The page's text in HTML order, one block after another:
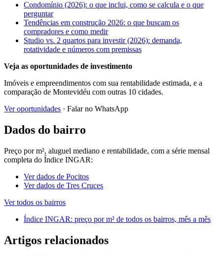
Condomínio (2026): o que inclui, como se calcula e o que
perguntar
Tendências em construção 2026: o que buscam os
compradores e como medir
Studio vs. 2 quartos para investir (2026): demanda,
rotatividade e números com premissas
Veja as oportunidades de investimento
Imóveis e empreendimentos com sua rentabilidade estimada, e a
comparação de Montevidéu com outras 10 cidades.
Ver oportunidades · Falar no WhatsApp
Dados do bairro
Preço por m², aluguel mediano e rentabilidade, com a série mensal
completa do Índice INGAR:
Ver dados de Pocitos
Ver dados de Tres Cruces
Ver todos os bairros
Índice INGAR: preço por m² de todos os bairros, mês a mês
Artigos relacionados